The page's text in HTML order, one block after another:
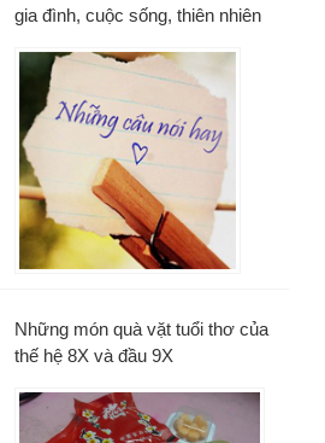
gia đình, cuộc sống, thiên nhiên
Những món quà vặt tuổi thơ của
thế hệ 8X và đầu 9X